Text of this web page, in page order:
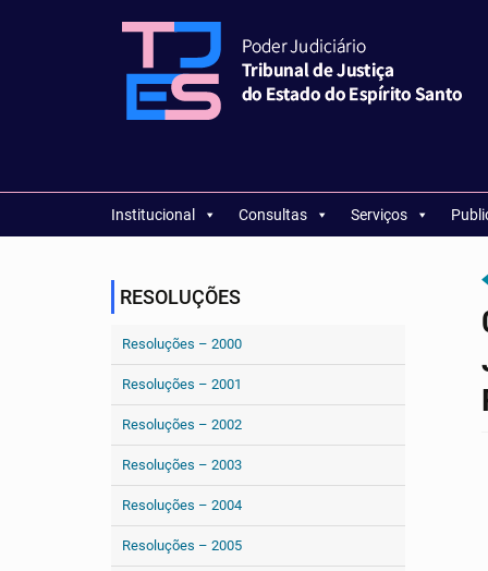
Institucional Consultas Serviços
RESOLUÇÕES
Resoluções – 2000
Resoluções – 2001
Resoluções – 2002
Resoluções – 2003
Resoluções – 2004
Resoluções – 2005